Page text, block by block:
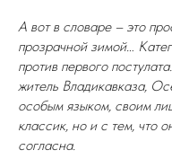
А вот в словаре – это
прозрачной зимой…
против первого
житель Владикавказа,
особым языком, своим
классик, но и с тем, что
согласна.